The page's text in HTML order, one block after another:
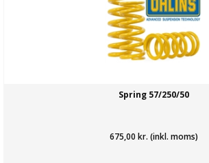
Spring 57/250/50
675,00 kr. (inkl. moms)